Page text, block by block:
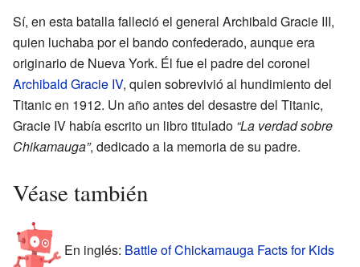
Sí, en esta batalla falleció el general Archibald Gracie III,
quien luchaba por el bando confederado, aunque era
originario de Nueva York. Él fue el padre del coronel
Archibald Gracie IV, quien sobrevivió al hundimiento del
Titanic en 1912. Un año antes del desastre del Titanic,
Gracie IV había escrito un libro titulado “La verdad sobre
Chikamauga”, dedicado a la memoria de su padre.
Véase también
En inglés: Battle of Chickamauga Facts for Kids